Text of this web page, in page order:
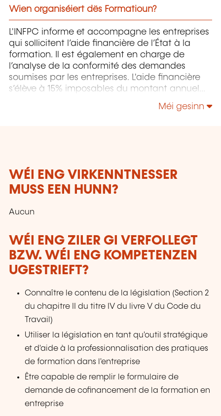
Wien organiséiert dës Formatioun?
L'INFPC informe et accompagne les entreprises
qui sollicitent l’aide financière de l’État à la
formation. Il est également en charge de
l’analyse de la conformité des demandes
soumises par les entreprises. L'aide financière
s’élève à 15% imposables du montant annuel
investi dans la formation des salariés. L’INFPC
propose une formation visant à s’approprier les
Méi gesinn
WÉI ENG VIRKENNTNESSER
MUSS EEN HUNN?
Aucun
WÉI ENG ZILER GI VERFOLLEGT
BZW. WÉI ENG KOMPETENZEN
UGESTRIEFT?
Connaître le contenu de la législation (Section 2
du chapitre II du titre IV du livre V du Code du
Travail)
Utiliser la législation en tant qu'outil stratégique
et d'aide à la professionnalisation des pratiques
de formation dans l'entreprise
Être capable de remplir le formulaire de
demande de cofinancement de la formation en
entreprise